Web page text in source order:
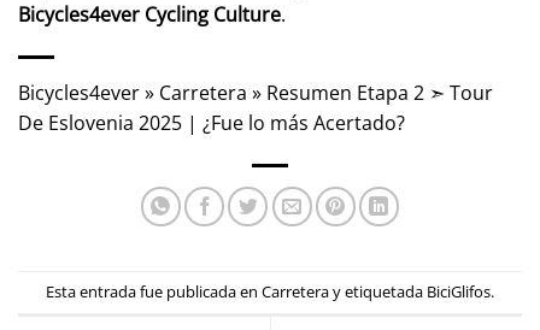
Bicycles4ever Cycling Culture.
Bicycles4ever» Carretera » Resumen Etapa 2 ➣ Tour
De Eslovenia 2025 | ¿Fue lo más Acertado?
Esta entrada fue publicada en Carreteray etiquetada BiciGlifos.